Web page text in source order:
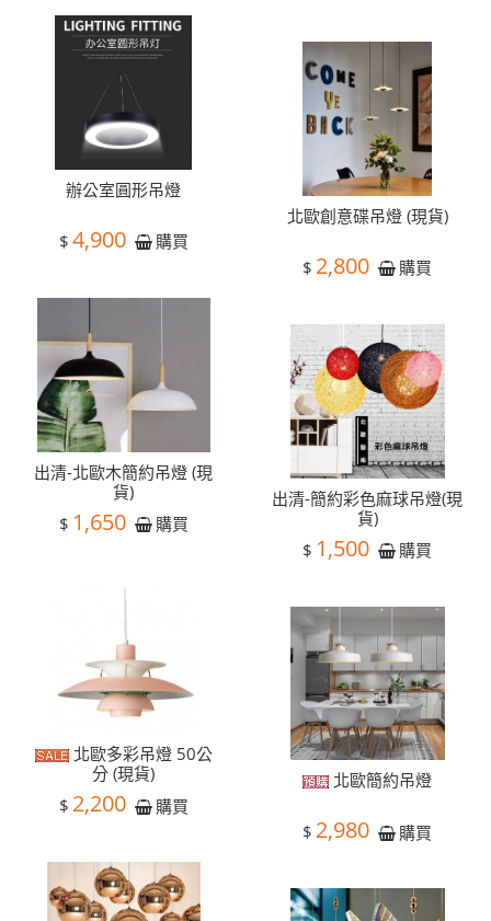
辦公室圓形吊燈
$ 4,900 購買
北歐創意碟吊燈 (現貨)
$ 2,800 購買
出清-北歐木簡約吊燈 (現
貨)
$ 1,650 購買
出清-簡約彩色麻球吊燈(現
貨)
$ 1,500 購買
北歐多彩吊燈 50公
分 (現貨)
$ 2,200 購買
北歐簡約吊燈
$ 2,980 購買